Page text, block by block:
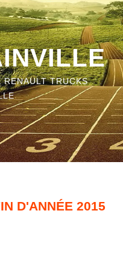
RENAULT TRUCKS
D'ANNÉE 2015